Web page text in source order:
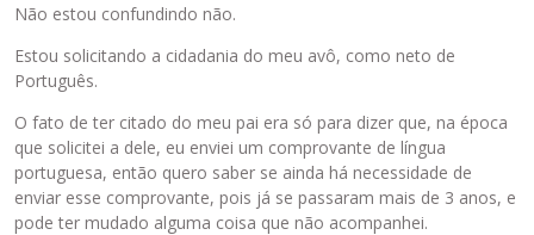
Não estou confundindo não.
Estou solicitando a cidadania do meu avô, como neto de
Português.
O fato de ter citado do meu pai era só para dizer que, na época
que solicitei a dele, eu enviei um comprovante de língua
portuguesa, então quero saber se ainda há necessidade de
enviar esse comprovante, pois já se passaram mais de 3 anos, e
pode ter mudado alguma coisa que não acompanhei.